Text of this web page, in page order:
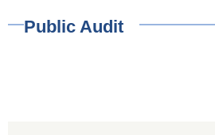
Public Audit